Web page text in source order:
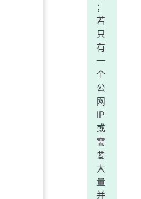
；
若
只
有
一
个
公
网
IP
或
需
要
大
量
并